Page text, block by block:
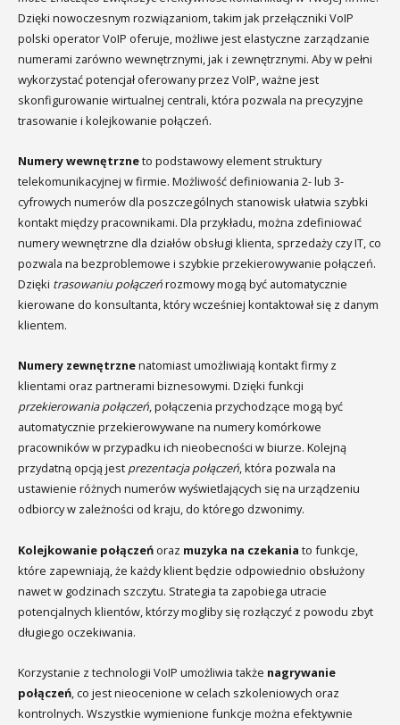
Dzięki nowoczesnym rozwiązaniom, takim jak przełączniki VoIP
polski operator VoIP oferuje, możliwe jest elastyczne zarządzanie
numerami zarówno wewnętrznymi, jak i zewnętrznymi. Aby w pełni
wykorzystać potencjał oferowany przez VoIP, ważne jest
skonfigurowanie wirtualnej centrali, która pozwala na precyzyjne
trasowanie i kolejkowanie połączeń.
Numery wewnętrzneto podstawowy element struktury
telekomunikacyjnej w firmie. Możliwość definiowania 2- lub 3-
cyfrowych numerów dla poszczególnych stanowisk ułatwia szybki
kontakt między pracownikami. Dla przykładu, można zdefiniować
numery wewnętrzne dla działów obsługi klienta, sprzedaży czy IT, co
pozwala na bezproblemowe i szybkie przekierowywanie połączeń.
Dzięki trasowaniu połączeńrozmowy mogą być automatycznie
kierowane do konsultanta, który wcześniej kontaktował się z danym
klientem.
Numery zewnętrznenatomiast umożliwiają kontakt firmy z
klientami oraz partnerami biznesowymi. Dzięki funkcji
przekierowania połączeń, połączenia przychodzące mogą być
automatycznie przekierowywane na numery komórkowe
pracowników w przypadku ich nieobecności w biurze. Kolejną
przydatną opcją jest prezentacja połączeń, która pozwala na
ustawienie różnych numerów wyświetlających się na urządzeniu
odbiorcy w zależności od kraju, do którego dzwonimy.
Kolejkowanie połączeń oraz muzyka na czekania to funkcje,
które zapewniają, że każdy klient będzie odpowiednio obsłużony
nawet w godzinach szczytu. Strategia ta zapobiega utracie
potencjalnych klientów, którzy mogliby się rozłączyć z powodu zbyt
długiego oczekiwania.
Korzystanie z technologii VoIP umożliwia także nagrywanie
połączeń, co jest nieocenione w celach szkoleniowych oraz
kontrolnych. Wszystkie wymienione funkcje można efektywnie